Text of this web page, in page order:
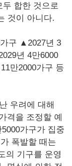
합한 것으로
것이 아니다.
구 ▲2027년 3
년 4만6000
만2000가구 등
우려에 대해
격을 조정할 예
가구가 집중
폭발할 때는
의 기구를 운영